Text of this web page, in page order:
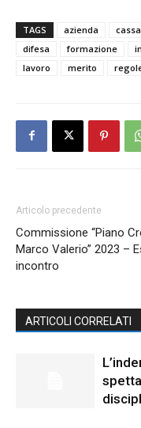
TAGS azienda
difesa
formazione
lavoro
merito
Articolo precedente
Commissione “Piano
Marco Valerio” 2023 –
incontro
ARTICOLI CORRELATI